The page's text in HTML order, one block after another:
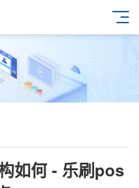
如何 - 乐刷pos